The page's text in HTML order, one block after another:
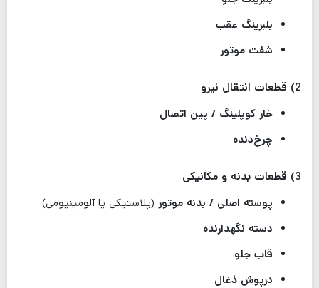
بلبرینگ عقب
شفت موتور
2) قطعات انتقال نیرو
خار کوپلینگ / پین اتصال
چرخ‌دنده
3) قطعات بدنه و مکانیکی
پوسته اصلی / بدنه موتور (پلاستیکی یا آلومینیومی)
دسته نگهدارنده
قاب جلو
درپوش ذغال